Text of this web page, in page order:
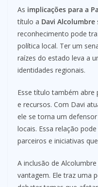
As implicações para a
título a Davi Alcolumbre
reconhecimento pode
política local. Ter um
raízes do estado leva a
identidades regionais.
Esse título também
e recursos. Com Davi
ele se torna um
locais. Essa relação
parceiros e iniciativas
A inclusão de
vantagem. Ele traz uma